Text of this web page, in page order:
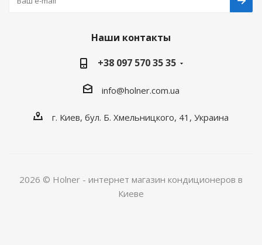
Наши контакты
+38 097 570 35 35
info@holner.com.ua
г. Киев, бул. Б. Хмельницкого, 41, Украина
2026 © Holner - интернет магазин кондиционеров в
Киеве